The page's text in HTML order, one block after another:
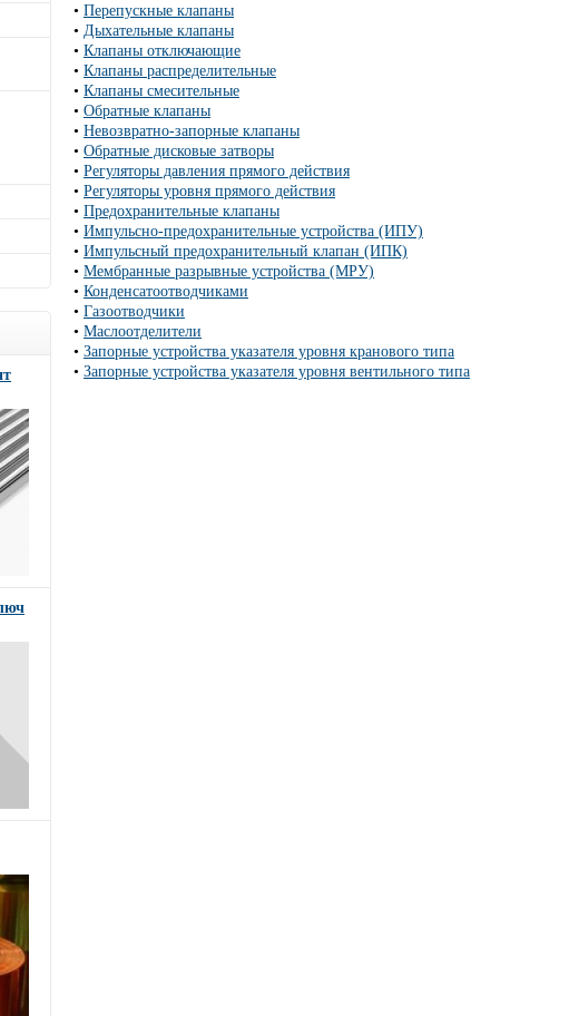
• Перепускные клапаны
• Дыхательные клапаны
• Клапаны отключающие
• Клапаны распределительные
• Клапаны смесительные
• Обратные клапаны
• Невозвратно-запорные клапаны
• Обратные дисковые затворы
• Регуляторы давления прямого действия
• Регуляторы уровня прямого действия
• Предохранительные клапаны
• Импульсно-предохранительные устройства (ИПУ)
• Импульсный предохранительный клапан (ИПК)
• Мембранные разрывные устройства (МРУ)
• Конденсатоотводчиками
• Газоотводчики
• Маслоотделители
• Запорные устройства указателя уровня кранового типа
• Запорные устройства указателя уровня вентильного типа